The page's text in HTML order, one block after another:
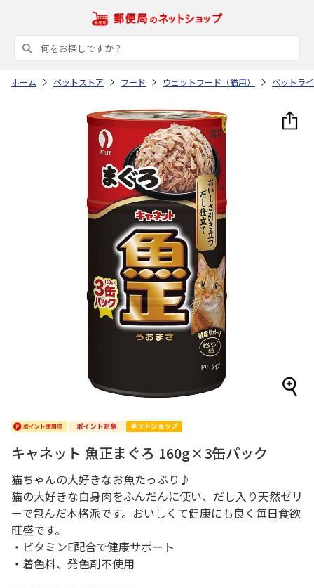
ホーム ペットストア フード ウェットフード（猫用） ペットラ
キャネット 魚正まぐろ 160g×3缶パック
猫ちゃんの大好きなお魚たっぷり♪
猫の大好きな白身肉をふんだんに使い、だし入り天然ゼリ
ーで包んだ本格派です。おいしくて健康にも良く毎日食欲
旺盛です。
・ビタミンE配合で健康サポート
・着色料、発色剤不使用